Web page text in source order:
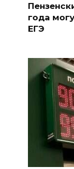
года
ЕГЭ